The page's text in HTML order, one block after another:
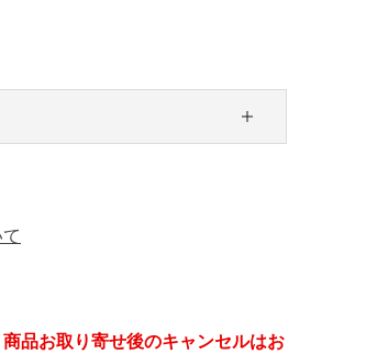
品お取り寄せ後のキャンセルはお